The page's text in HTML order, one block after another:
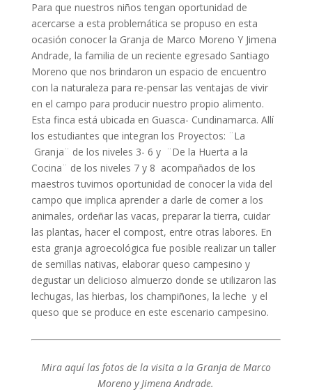
Para que nuestros niños tengan oportunidad de
acercarse a esta problemática se propuso en esta
ocasión conocer la Granja de Marco Moreno Y Jimena
Andrade, la familia de un reciente egresado Santiago
Moreno que nos brindaron un espacio de encuentro
con la naturaleza para re-pensar las ventajas de vivir
en el campo para producir nuestro propio alimento.
Esta finca está ubicada en Guasca- Cundinamarca. Allí
los estudiantes que integran los Proyectos: ¨La
Granja¨ de los niveles 3- 6 y ¨De la Huerta a la
Cocina¨ de los niveles 7 y 8 acompañados de los
maestros tuvimos oportunidad de conocer la vida del
campo que implica aprender a darle de comer a los
animales, ordeñar las vacas, preparar la tierra, cuidar
las plantas, hacer el compost, entre otras labores. En
esta granja agroecológica fue posible realizar un taller
de semillas nativas, elaborar queso campesino y
degustar un delicioso almuerzo donde se utilizaron las
lechugas, las hierbas, los champiñones, la leche y el
queso que se produce en este escenario campesino.
Mira aquí las fotos de la visita a la Granja de Marco
Moreno y Jimena Andrade.